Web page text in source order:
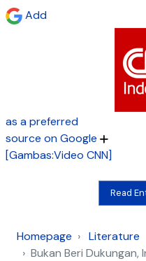
Add
as a preferred
source on Google
[Gambas:Video CNN]
Read
Homepage
Literature
Bukan Beri Dukungan,